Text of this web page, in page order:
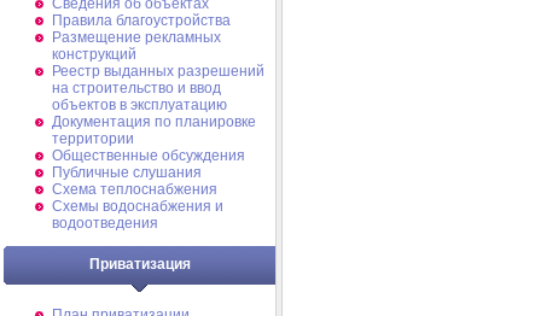
Сведения об объектах
Правила благоустройства
Размещение рекламных
конструкций
Реестр выданных разрешений
на строительство и ввод
объектов в эксплуатацию
Документация по планировке
территории
Общественные обсуждения
Публичные слушания
Схема теплоснабжения
Схемы водоснабжения и
водоотведения
Приватизация